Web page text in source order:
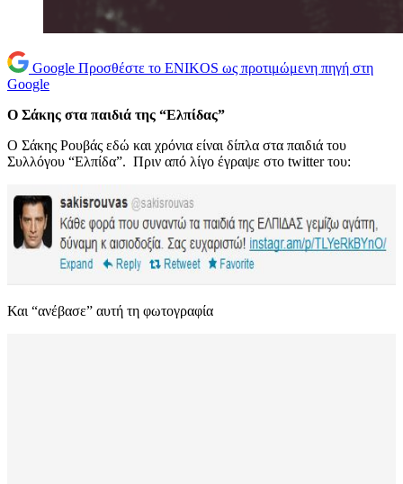
Google Προσθέστε το ENIKOS ως προτιμώμενη πηγή στη
Google
Ο Σάκης στα παιδιά της “Ελπίδας”
Ο Σάκης Ρουβάς εδώ και χρόνια είναι δίπλα στα παιδιά του
Συλλόγου “Ελπίδα”. Πριν από λίγο έγραψε στο twitter του:
Και “ανέβασε” αυτή τη φωτογραφία